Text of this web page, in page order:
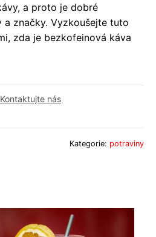
a proto je dobré
a značky. Vyzkoušejte tuto
zda je bezkofeinová káva
Kontaktujte nás
Kategorie: potraviny